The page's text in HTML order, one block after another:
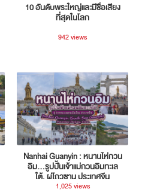
10 อันดับพระใหญ่และมีชื่อเสียง
ที่สุดในโลก
942 views
Nanhai Guanyin : หนานไห่กวน
อิม...รูปปั้นเจ้าแม่กวนอิมทะเล
ใต้, ผู่โถวซาน ประเทศจีน
1,025 views